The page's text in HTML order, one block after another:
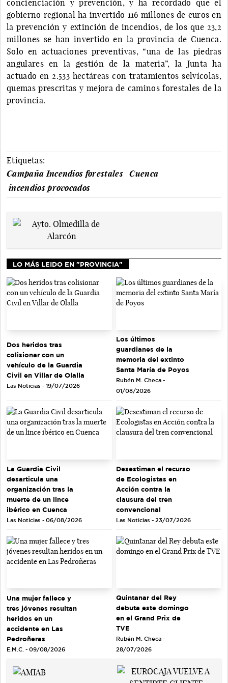
concienciación y prevención, y ha recordado que el
gobierno regional ha invertido 116 millones de euros en
la prevención y extinción de incendios, de los que 23,2
millones se han invertido en la provincia de Cuenca.
Solo en actuaciones preventivas, “una de las piedras
angulares en la gestión de la materia”, la Junta ha
actuado en 2.533 hectáreas con tratamientos selvícolas,
quemas prescritas y mejora de caminos forestales de la
provincia.
Etiquetas:
Campaña Incendios forestales
Cuenca
incendios provocados
LO MÁS LEIDO EN "PROVINCIA"
Dos heridos tras
colisionar con un
vehículo de la Guardia
Civil en Villar de Olalla
Las Noticias - 19/07/2026
Los últimos
guardianes de la
memoria del extinto
Santa María de Poyos
Rubén M. Checa -
01/08/2026
La Guardia Civil
desarticula una
organización tras la
muerte de un lince
ibérico en Cuenca
Las Noticias - 06/08/2026
Desestiman el recurso
de Ecologistas en
Acción contra la
clausura del tren
convencional
Las Noticias - 23/07/2026
Una mujer fallece y
tres jóvenes resultan
heridos en un
accidente en Las
Pedroñeras
E.M.C. - 09/08/2026
Quintanar del Rey
debuta este domingo
en el Grand Prix de
TVE
Rubén M. Checa -
28/07/2026